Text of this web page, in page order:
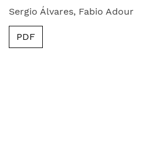
Sergio Álvares, Fabio Adour
PDF